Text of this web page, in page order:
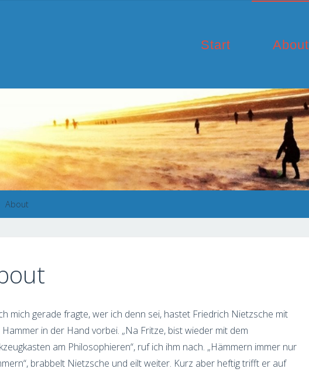
Start About
About
mich gerade fragte, wer ich denn sei, hastet Friedrich Nietzsche mit
Hammer in der Hand vorbei. „Na Fritze, bist wieder mit dem
am Philosophieren“, ruf ich ihm nach. „Hämmern immer nur
brabbelt Nietzsche und eilt weiter. Kurz aber heftig trifft er auf